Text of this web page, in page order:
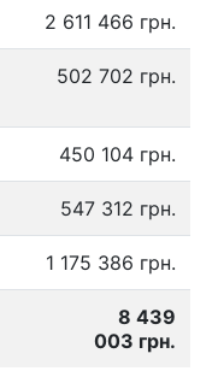
2 611 466 грн.
502 702 грн.
450 104 грн.
547 312 грн.
1 175 386 грн.
8 439
003 грн.